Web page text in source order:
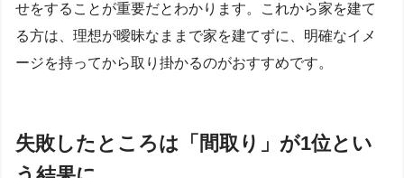
せをすることが重要だとわかります。これから家を建て
る方は、理想が曖昧なままで家を建てずに、明確なイメ
ージを持ってから取り掛かるのがおすすめです。
失敗したところは「間取り」が1位とい